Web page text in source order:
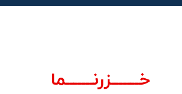
خـــــــزرنـــــــما